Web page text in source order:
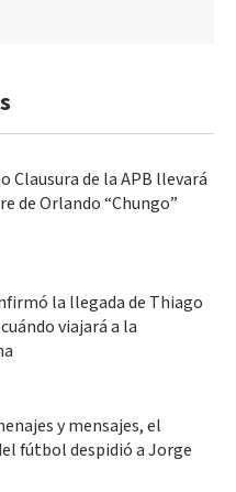
Clausura de la APB llevará
de Orlando “Chungo”
la llegada de Thiago
viajará a la
y mensajes, el
fútbol despidió a Jorge